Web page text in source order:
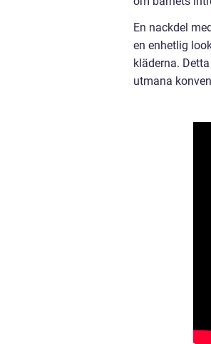
En nackdel
en enhetlig
kläderna.
utmana